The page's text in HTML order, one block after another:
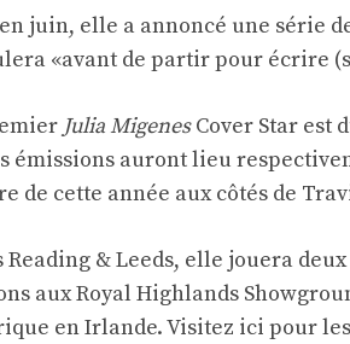
juin, elle a annoncé une série
«avant de partir pour écrire
Julia MigenesCover Star est
émissions auront lieu
de cette année aux côtés de
Reading & Leeds, elle jouera
aux Royal Highlands
en Irlande.Visitez ici pour